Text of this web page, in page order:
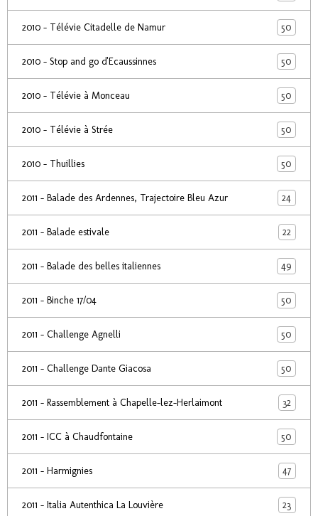
2010 - Télévie Citadelle de Namur 50
2010 - Stop and go d'Ecaussinnes 50
2010 - Télévie à Monceau 50
2010 - Télévie à Strée 50
2010 - Thuillies 50
2011 - Balade des Ardennes, Trajectoire Bleu Azur 24
2011 - Balade estivale 22
2011 - Balade des belles italiennes 49
2011 - Binche 17/04 50
2011 - Challenge Agnelli 50
2011 - Challenge Dante Giacosa 50
2011 - Rassemblement à Chapelle-lez-Herlaimont 32
2011 - ICC à Chaudfontaine 50
2011 - Harmignies 47
2011 - Italia Autenthica La Louvière 23